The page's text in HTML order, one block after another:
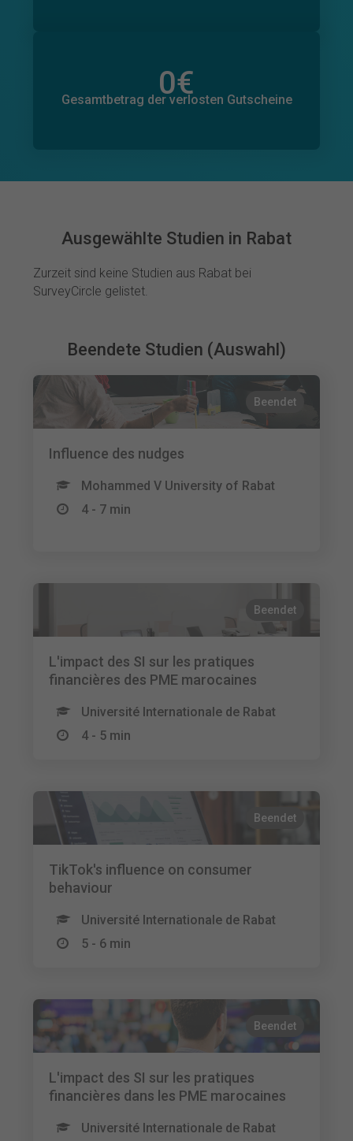
0€
Gesamtbetrag der verlosten Gutscheine
0€
Gesamtbetrag der zugesagten Spenden
Ausgewählte Studien in Rabat
Zurzeit sind keine Studien aus Rabat bei
SurveyCircle gelistet.
Beendete Studien (Auswahl)
Beendet
Influence des nudges
Mohammed V University of Rabat
4 - 7 min
Beendet
L'impact des SI sur les pratiques
financières des PME marocaines
Université Internationale de Rabat
4 - 5 min
Beendet
TikTok's influence on consumer
behaviour
Université Internationale de Rabat
5 - 6 min
Beendet
L'impact des SI sur les pratiques
financières dans les PME marocaines
Université Internationale de Rabat